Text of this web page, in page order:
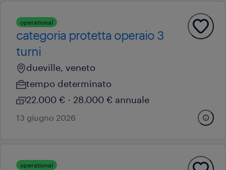
operational
categoria protetta operaio 3
turni
dueville, veneto
tempo determinato
22.000 € - 28.000 € annuale
13 giugno 2026
operational